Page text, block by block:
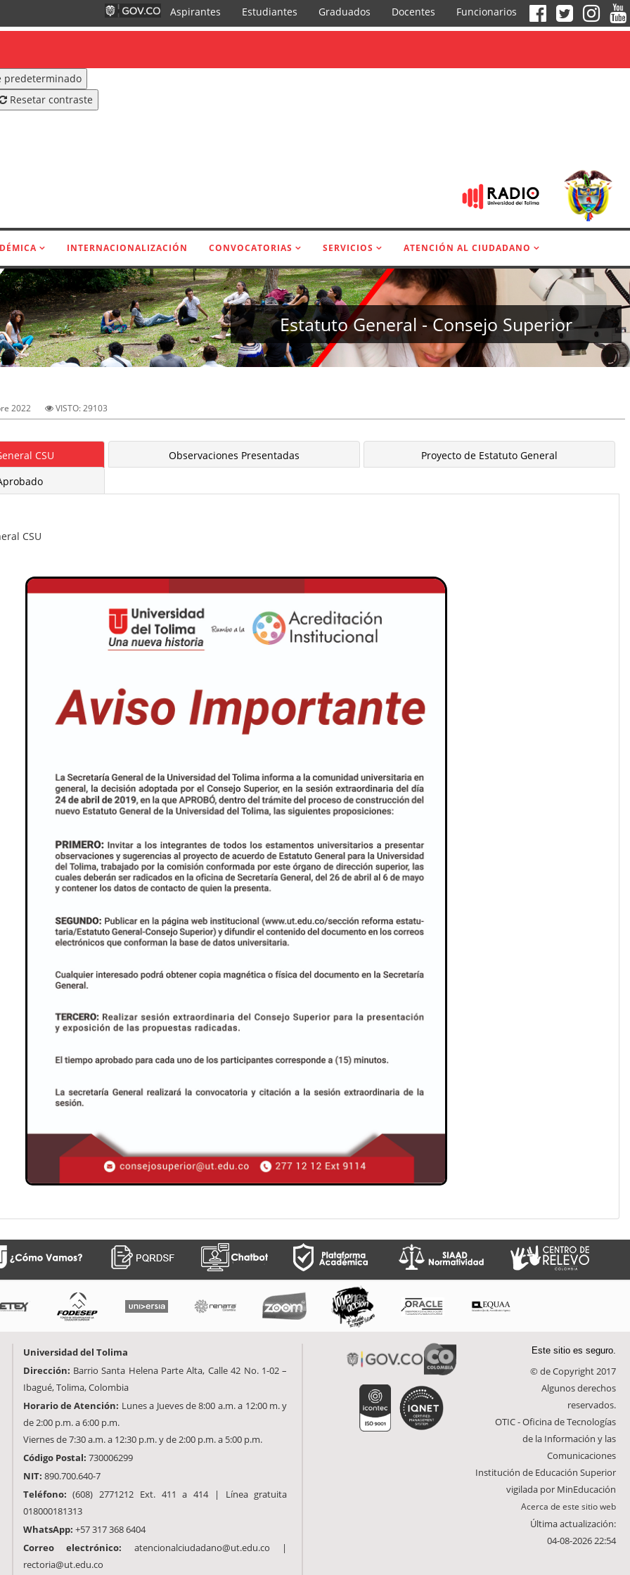
Aspirantes Estudiantes Graduados Docentes Funcionarios
predeterminado
Resetar contraste
INTERNACIONALIZACIÓN CONVOCATORIAS SERVICIOS ATENCIÓN AL CIUDADANO
Estatuto General - Consejo Superior
2022 VISTO: 29103
CSU Observaciones Presentadas
Proyecto de Estatuto General
CSU
Universidad del Tolima
Dirección: Barrio Santa Helena Parte Alta, Calle 42 No. 1-02 –
Ibagué, Tolima, Colombia
Horario de Atención: Lunes a Jueves de 8:00 a.m. a 12:00 m. y
de 2:00 p.m. a 6:00 p.m.
Viernes de 7:30 a.m. a 12:30 p.m. y de 2:00 p.m. a 5:00 p.m.
Código Postal: 730006299
NIT: 890.700.640-7
Teléfono: (608) 2771212 Ext. 411 a 414 | Línea gratuita
018000181313
WhatsApp: +57 317 368 6404
Correo electrónico: atencionalciudadano@ut.edu.co |
rectoria@ut.edu.co
Este sitio es seguro.
© de Copyright 2017
Algunos derechos
reservados.
OTIC - Oficina de Tecnologías
de la Información y las
Comunicaciones
Institución de Educación Superior
vigilada por MinEducación
Acerca de este sitio web
Última actualización:
04-08-2026 22:54